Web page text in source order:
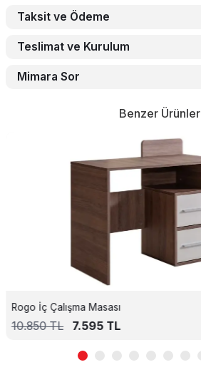
Taksit ve Ödeme
Teslimat ve Kurulum
Mimara Sor
Benzer Ürünler
Rogo İç Çalışma Masası
10.850TL 7.595TL